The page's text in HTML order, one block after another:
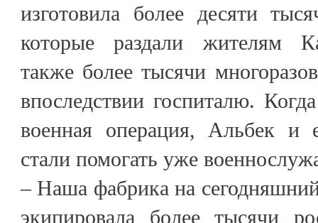
изготовила более десяти
которые раздали жителям
также более тысячи
впоследствии госпиталю.
военная операция, Альбек и
стали помогать уже
– Наша фабрика на
экипировала более тысячи